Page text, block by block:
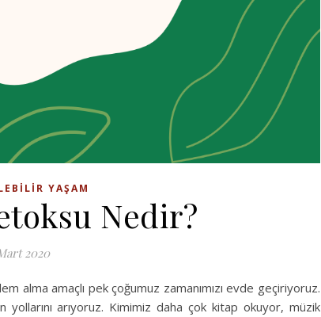
YAŞAM
Nedir?
2020
alma amaçlı pek çoğumuz zamanımızı evde geçiriyoruz.
yollarını arıyoruz. Kimimiz daha çok kitap okuyor, müzik